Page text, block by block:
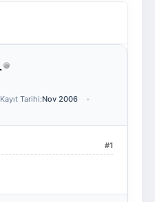
Kayıt Tarihi:Nov 2006
#1